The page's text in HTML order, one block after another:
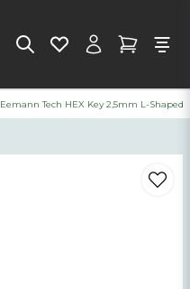
Eemann Tech HEX Key 2,5mm L-Shaped